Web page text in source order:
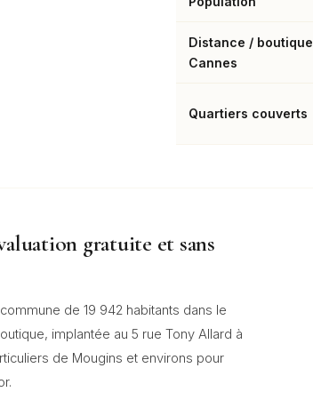
Distance / boutique
Cannes
Quartiers couverts
gratuite et sans
de 19 942 habitants dans le
implantée au 5 rue Tony Allard à
de Mougins et environs pour